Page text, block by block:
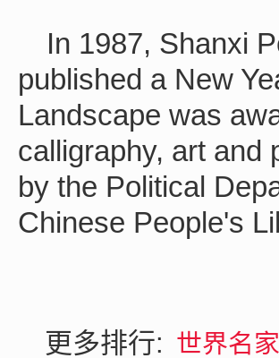
In 1987, Shanxi
published a New
Landscape was
calligraphy, art and
by the Political
Chinese People's
更多排行: 世界名家